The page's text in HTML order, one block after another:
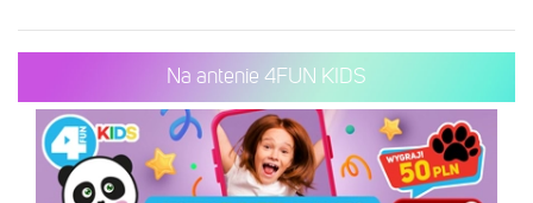
Na antenie 4FUN KIDS